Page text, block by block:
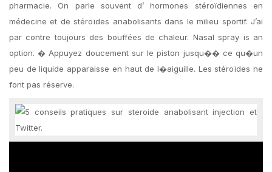
pharmacie. On parle souvent d’ hormones stéroïdiennes en
médecine et de stéroïdes anabolisants dans le milieu sportif. J’ai
par contre toujours des bouffées de chaleur. Nasal spray is an
option. � Appuyez doucement sur le piston jusqu�� ce qu�un
peu de liquide apparaisse en haut de l�aiguille. Les stéroïdes ne
font pas réserve.